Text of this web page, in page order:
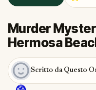
Murder
Hermosa
Scritto da Questo